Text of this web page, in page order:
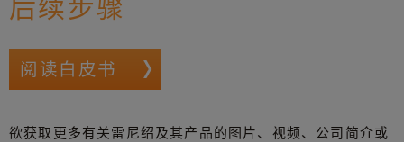
阅读白皮书
欲获取更多有关雷尼绍及其产品的图片、视频、公司简介或